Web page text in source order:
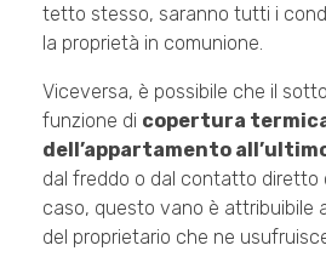
tetto stesso, saranno tutti i
la proprietà in comunione.
Viceversa, è possibile che il
funzione di copertura
dell’appartamento
dal freddo o dal contatto diretto
caso, questo vano è attribuibile
del proprietario che ne
Salve, come possiamo